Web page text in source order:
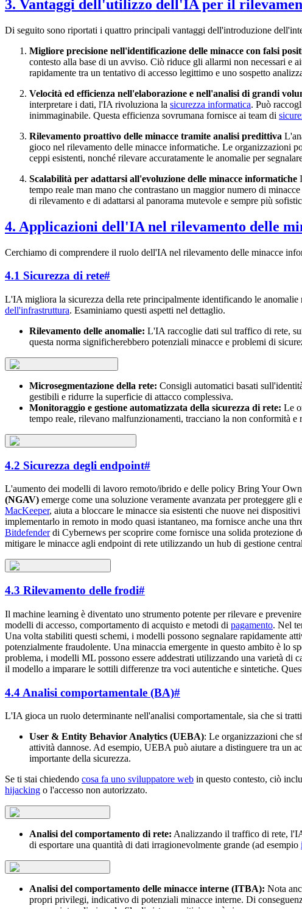
3. Vantaggi dell'utilizzo dell'IA per il
Di seguito sono riportati i quattro principali vantaggi dell'introduzione
Migliore precisione nell'identificazione delle minacce con falsi
contesto alla base di un avviso. Ciò riduce gli allarmi non necessari e
rapidamente tra un tentativo di accesso legittimo e uno sospetto
Velocità ed efficienza nell'elaborazione e nell'analisi di grandi
interpretare i dati, l'IA rivoluziona la sicurezza informatica. Può
inimmaginabile. Questa efficienza sovrumana fornisce ai team di
Rilevamento proattivo delle minacce tramite analisi predittiva
gioco nel rilevamento delle minacce informatiche. Le organizzazioni
ceppi esistenti, nonché rilevare accuratamente le anomalie per
Scalabilità per adattarsi all'evoluzione delle minacce informatiche
tempo reale man mano che contrastano un maggior numero di
di rilevamento e di adattarsi al panorama mutevole e sempre più
4. Applicazioni dell'IA nel rilevamento delle
Cerchiamo di comprendere il ruolo dell'IA nel rilevamento delle minacce
4.1 Sicurezza di rete#
L'IA migliora la sicurezza della rete principalmente identificando le
dell'infrastruttura. Esaminiamo questi aspetti nel dettaglio.
Rilevamento delle anomalie: L'IA raccoglie dati sul traffico di rete,
questa norma significherebbero potenziali minacce e problemi di
Microsegmentazione della rete: Consigli automatici basati
gestibili e ridurre la superficie di attacco complessiva.
Monitoraggio e gestione automatizzata della sicurezza di rete: Le
tempo reale, rilevano malfunzionamenti, tracciano la non conformità e
4.2 Sicurezza degli endpoint#
L'aumento dei modelli di lavoro remoto/ibrido e delle policy Bring Your
(NGAV) emerge come una soluzione veramente avanzata per proteggere
MacKeeper, aiuta a bloccare le minacce sia esistenti che nuove nei
implementarlo in remoto in modo quasi istantaneo, ma fornisce anche una
Bitdefenderdi Cybernews per scoprire come fornisce una solida protezione
mitigare le minacce agli endpoint di rete utilizzando un hub di gestione
4.3 Rilevamento delle frodi#
Il machine learning è diventato uno strumento potente per rilevare e
modelli di accesso, comportamento di acquisto e metodi di pagamento. Nel
Una volta stabiliti questi schemi, i modelli possono segnalare rapidamente
potenzialmente fraudolente. Una minaccia emergente in questo ambito è lo
problema, i modelli ML possono essere addestrati utilizzando una varietà di
il modello a imparare le sottili differenze tra voci autentiche e sintetiche.
4.4 Analisi comportamentale (BA)#
L'IA gioca un ruolo determinante nell'analisi comportamentale, sia che si
User & Entity Behavior Analytics (UEBA): Le organizzazioni che
attività dannose. Ad esempio, UEBA può aiutare a distinguere tra un
importante della sicurezza.
Se ti stai chiedendo cosa fa uno sviluppatore web in questo contesto, ciò
hijacking o l'accesso non autorizzato.
Analisi del comportamento di rete: Analizzando il traffico di rete,
di esportare una quantità di dati irragionevolmente grande (ad esempio
Analisi del comportamento delle minacce interne (ITBA): Nota
propri privilegi, indicativo di potenziali minacce interne. Di